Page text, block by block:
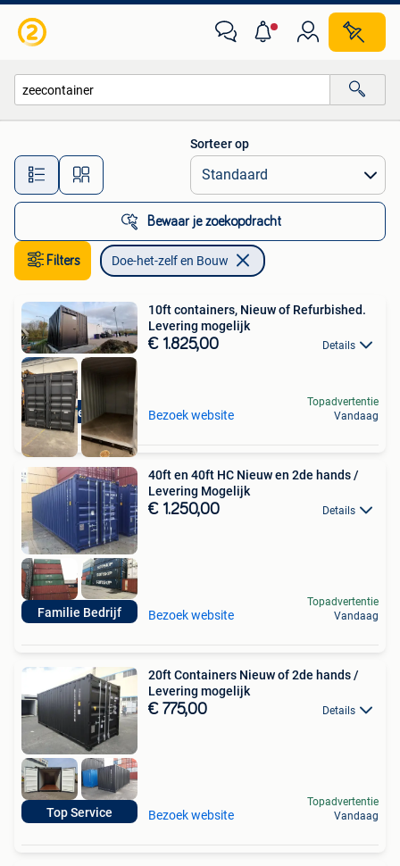
Alle afstanden…
Sorteer op
Bewaar je zoekopdracht
Filters Doe-het-zelf en Bouw
Top Service
10ft containers, Nieuw of Refurbished.
Levering mogelijk
€ 1.825,00 Details
Bezoek website
Topadvertentie
Vandaag
Familie Bedrijf
40ft en 40ft HC Nieuw en 2de hands /
Levering Mogelijk
€ 1.250,00 Details
Bezoek website
Topadvertentie
Vandaag
Top Service
20ft Containers Nieuw of 2de hands /
Levering mogelijk
€ 775,00 Details
Bezoek website
Topadvertentie
Vandaag